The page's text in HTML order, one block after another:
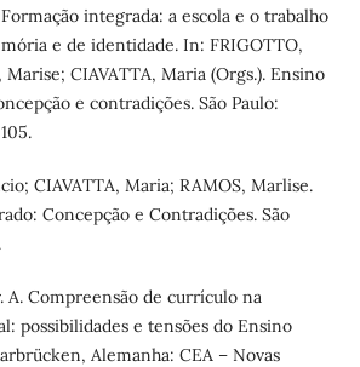
integrada: a escola e o trabalho
e de identidade. In: FRIGOTTO,
CIAVATTA, Maria (Orgs.). Ensino
e contradições. São Paulo:
CIAVATTA, Maria; RAMOS, Marlise.
Concepção e Contradições. São
A. Compreensão de currículo na
possibilidades e tensões do Ensino
Alemanha: CEA – Novas